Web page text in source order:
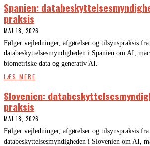
Spanien:
praksis
MAJ 18, 2026
Følger vejledninger, afgørelser og tilsynspraksis fra
databeskyttelsesmyndigheden i Spanien om AI,
biometriske data og generativ AI.
LÆS MERE
Slovenien:
praksis
MAJ 18, 2026
Følger vejledninger, afgørelser og tilsynspraksis fra
databeskyttelsesmyndigheden i Slovenien om AI,